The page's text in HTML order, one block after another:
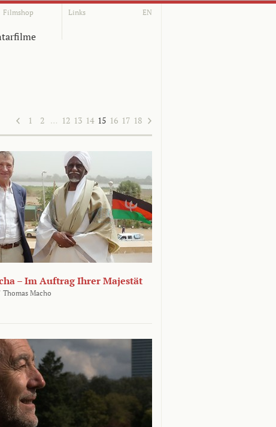
Filmshop Links EN
1 2 … 12 13 14 15 16 17 18
– Im Auftrag Ihrer Majestät
Thomas Macho